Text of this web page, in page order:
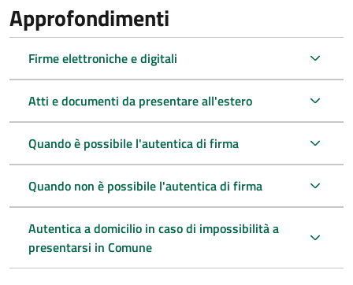
Approfondimenti
Firme elettroniche e digitali
Atti e documenti da presentare all'estero
Quando è possibile l'autentica di firma
Quando non è possibile l'autentica di firma
Autentica a domicilio in caso di impossibilità a
presentarsi in Comune